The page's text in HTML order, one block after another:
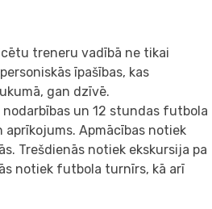
treneru vadībā ne tikai
īpašības, kas
gan dzīvē.
un 12 stundas futbola
Apmācības notiek
Trešdienās notiek ekskursija pa
notiek futbola turnīrs, kā arī